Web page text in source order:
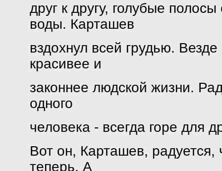
друг к другу, голубые
воды. Карташев
вздохнул всей грудью.
красивее и
законнее людской жизни.
одного
человека - всегда горе для
Вот он, Карташев, радуется,
теперь. А